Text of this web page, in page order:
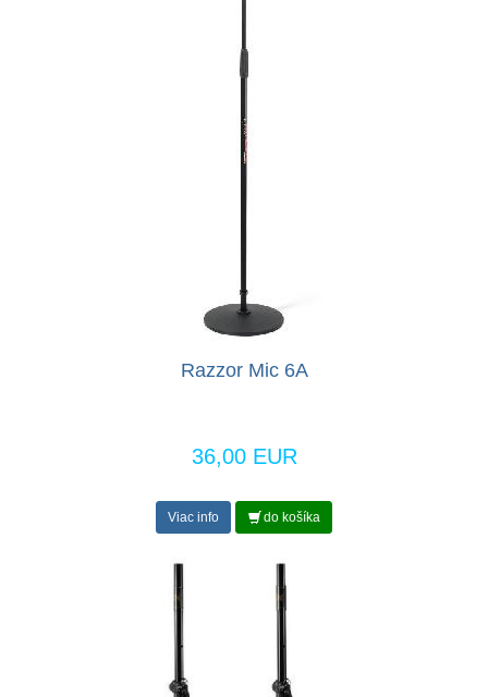
Razzor Mic 6A
36,00 EUR
Viac info do košíka